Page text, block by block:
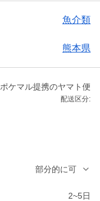
魚介類
熊本県
ポケマル提携のヤマト便
配送区分:
部分的に可
2~5日